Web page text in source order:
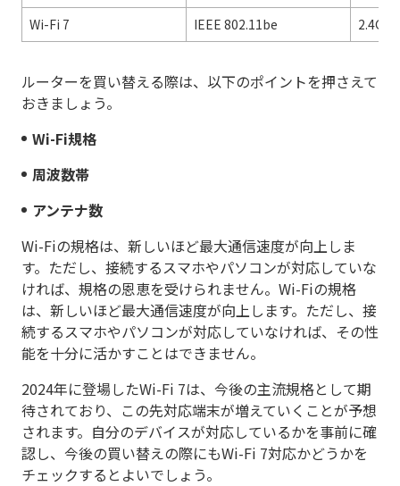
Wi-Fi 7
IEEE 802.11be
ルーターを買い替える際は、以下のポイントを押さえて
おきましょう。
Wi-Fi規格
周波数帯
アンテナ数
Wi-Fiの規格は、新しいほど最大通信速度が向上しま
す。ただし、接続するスマホやパソコンが対応していな
ければ、規格の恩恵を受けられません。Wi-Fiの規格
は、新しいほど最大通信速度が向上します。ただし、接
続するスマホやパソコンが対応していなければ、その性
能を十分に活かすことはできません。
2024年に登場したWi-Fi 7は、今後の主流規格として期
待されており、この先対応端末が増えていくことが予想
されます。自分のデバイスが対応しているかを事前に確
認し、今後の買い替えの際にもWi-Fi 7対応かどうかを
チェックするとよいでしょう。